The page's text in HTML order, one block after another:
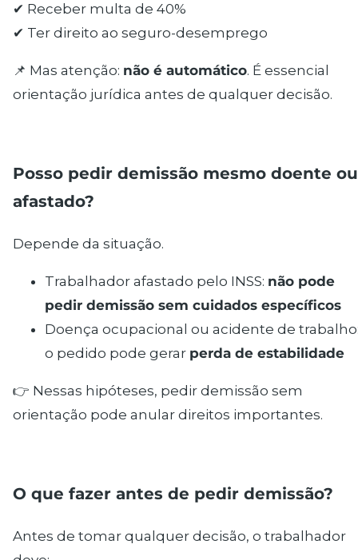
✔ Receber multa de 40%
✔ Ter direito ao seguro-desemprego
📌 Mas atenção: não é automático. É essencial
orientação jurídica antes de qualquer decisão.
Posso pedir demissão mesmo doente ou
afastado?
Depende da situação.
Trabalhador afastado pelo INSS: não pode
pedir demissão sem cuidados específicos
Doença ocupacional ou acidente de
o pedido pode gerar perda de estabilidade
👉 Nessas hipóteses, pedir demissão sem
orientação pode anular direitos importantes.
O que fazer antes de pedir demissão?
Antes de tomar qualquer decisão, o trabalhador